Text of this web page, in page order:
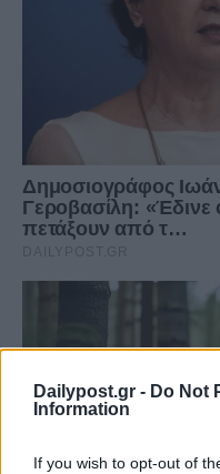
Dailypost.gr - Do Not
Information
If you wish to opt-out of